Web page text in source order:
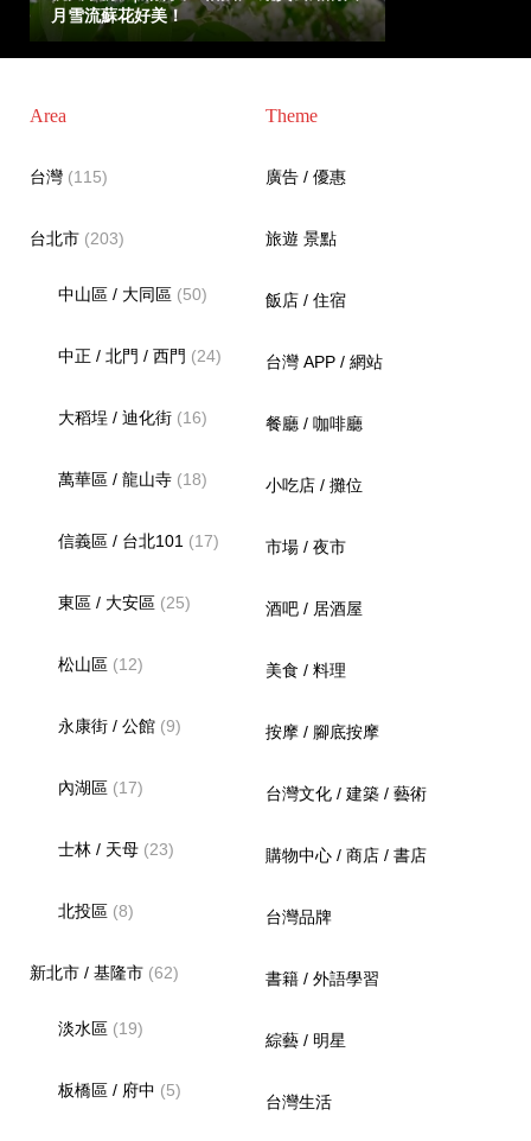
月雪流蘇花好美！
Area
台灣(115)
台北市(203)
中山區 / 大同區 (50)
中正 / 北門 / 西門 (24)
大稻埕 / 迪化街 (16)
萬華區 / 龍山寺 (18)
信義區 / 台北101 (17)
東區 / 大安區 (25)
松山區 (12)
永康街 / 公館 (9)
內湖區 (17)
士林 / 天母 (23)
北投區 (8)
新北市 / 基隆市(62)
淡水區 (19)
板橋區 / 府中 (5)
Theme
廣告 / 優惠
旅遊 景點
飯店 / 住宿
台灣 APP / 網站
餐廳 / 咖啡廳
小吃店 / 攤位
市場 / 夜市
酒吧 / 居酒屋
美食 / 料理
按摩 / 腳底按摩
台灣文化 / 建築 / 藝術
購物中心 / 商店 / 書店
台灣品牌
書籍 / 外語學習
綜藝 / 明星
台灣生活